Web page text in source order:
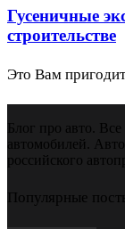
Гусеничные
строительстве
Это Вам
Блог про авто.
автомобилей.
российского
Популярные